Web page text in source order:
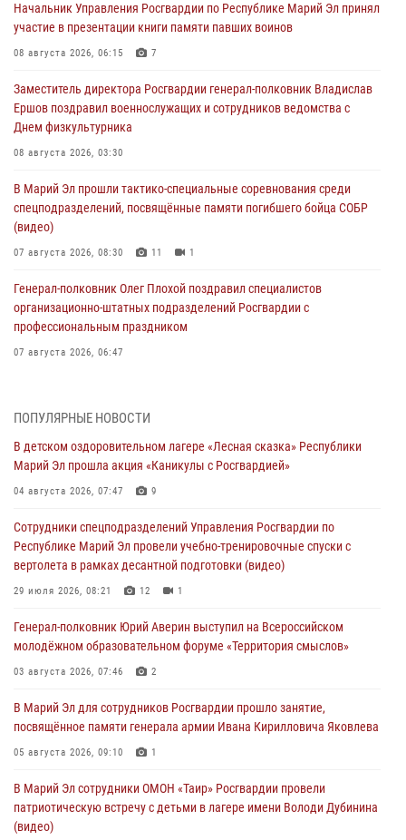
Начальник Управления Росгвардии по Республике Марий Эл принял
участие в презентации книги памяти павших воинов
08 августа 2026, 06:15 7
Заместитель директора Росгвардии генерал-полковник Владислав
Ершов поздравил военнослужащих и сотрудников ведомства с
Днем физкультурника
08 августа 2026, 03:30
В Марий Эл прошли тактико-специальные соревнования среди
спецподразделений, посвящённые памяти погибшего бойца СОБР
(видео)
07 августа 2026, 08:30 11 1
Генерал-полковник Олег Плохой поздравил специалистов
организационно-штатных подразделений Росгвардии с
профессиональным праздником
07 августа 2026, 06:47
Всероссийском семинаре в Нижнем Новгороде (видео)
07 августа 2026, 06:25 8 1
Команда «Росгвардия» принимает участие в военно-спортивном
07 августа 2026, 05:43 10
Представитель вневедомственной охраны Управления Росгвардии
по Республике Марий Эл принял участие в учебно-методическом
06 августа 2026, 09:37 10
В Марий Эл сотрудники ЛРР Росгвардии за прошедший месяц
06 августа 2026, 08:00
В Марий Эл сотрудники вневедомственной охраны Росгвардии за
05 августа 2026, 09:44
ПОПУЛЯРНЫЕ НОВОСТИ
В детском оздоровительном лагере «Лесная сказка» Республики
Марий Эл прошла акция «Каникулы с Росгвардией»
04 августа 2026, 07:47 9
Сотрудники спецподразделений Управления Росгвардии по
Республике Марий Эл провели учебно-тренировочные спуски с
вертолета в рамках десантной подготовки (видео)
29 июля 2026, 08:21 12 1
Генерал-полковник Юрий Аверин выступил на Всероссийском
молодёжном образовательном форуме «Территория смыслов»
03 августа 2026, 07:46 2
В Марий Эл для сотрудников Росгвардии прошло занятие,
посвящённое памяти генерала армии Ивана Кирилловича Яковлева
05 августа 2026, 09:10 1
В Марий Эл сотрудники ОМОН «Таир» Росгвардии провели
патриотическую встречу с детьми в лагере имени Володи Дубинина
(видео)